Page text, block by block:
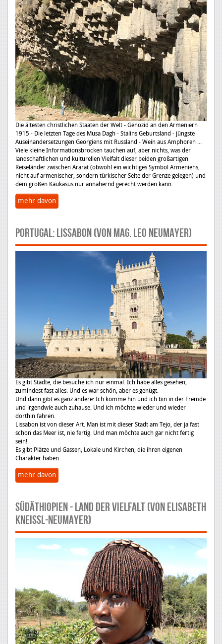
Die ältesten christlichen Staaten der Welt - Genozid an den Armeniern
1915 - Die letzten Tage des Musa Dagh - Stalins Geburtsland - jüngste
Auseinandersetzungen Georgiens mit Russland - Wein aus Amphoren ...
Viele kleine Informationsbrocken tauchen auf, aber nichts, was der
landschaftlichen und kulturellen Vielfalt dieser beiden großartigen
Reiseländer zwischen Ararat (obwohl ein wichtiges Symbol Armeniens,
nicht auf armenischer, sondern türkischer Seite der Grenze gelegen) und
dem großen Kaukasus nur annähernd gerecht werden kann.
mehr davon
PORTUGAL: Lissabon (von Mag. Leo Neumayer)
Es gibt Städte, die besuche ich nur einmal. Ich habe alles gesehen,
zumindest fast alles. Und es war schön, aber es genügt.
Und dann gibt es ganz andere: Ich komme hin und ich bin in der Fremde
und irgendwie auch zuhause. Und ich möchte wieder und wieder
dorthin fahren.
Lissabon ist von dieser Art. Man ist mit dieser Stadt am Tejo, der ja fast
schon das Meer ist, nie fertig. Und man möchte auch gar nicht fertig
sein!
Es gibt Plätze und Gassen, Lokale und Kirchen, die ihren eigenen
Charakter haben.
mehr davon
SÜDÄTHIOPIEN - LAND DER VIELFALT (von Elisabeth
Kneissl-Neumayer)